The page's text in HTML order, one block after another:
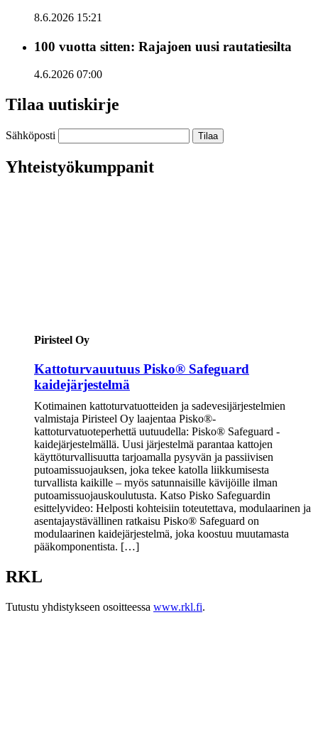
8.6.2026 15:21
100 vuotta sitten: Rajajoen uusi rautatiesilta
4.6.2026 07:00
Tilaa uutiskirje
Sähköposti
Yhteistyökumppanit
Piristeel Oy
Kattoturvauutuus Pisko® Safeguard
kaidejärjestelmä
Kotimainen kattoturvatuotteiden ja sadevesijärjestelmien
valmistaja Piristeel Oy laajentaa Pisko®-
kattoturvatuoteperhettä uutuudella: Pisko® Safeguard -
kaidejärjestelmällä. Uusi järjestelmä parantaa kattojen
käyttöturvallisuutta tarjoamalla pysyvän ja passiivisen
putoamissuojauksen, joka tekee katolla liikkumisesta
turvallista kaikille – myös satunnaisille kävijöille ilman
putoamissuojauskoulutusta. Katso Pisko Safeguardin
esittelyvideo: Helposti kohteisiin toteutettava, modulaarinen ja
asentajaystävällinen ratkaisu Pisko® Safeguard on
modulaarinen kaidejärjestelmä, joka koostuu muutamasta
pääkomponentista. […]
RKL
Tutustu yhdistykseen osoitteessa www.rkl.fi.